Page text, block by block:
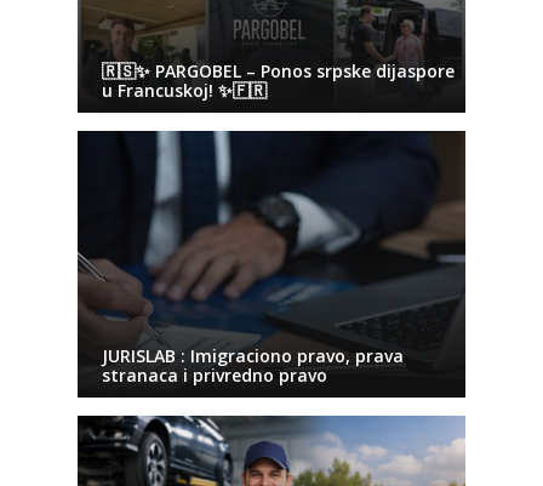
🇷🇸✨ PARGOBEL – Ponos srpske dijaspore
u Francuskoj! ✨🇫🇷
JURISLAB : Imigraciono pravo, prava
stranaca i privredno pravo